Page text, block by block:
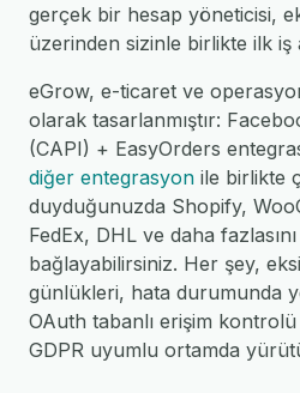
gerçek bir hesap yöneticisi,
üzerinden sizinle birlikte ilk iş
eGrow, e-ticaret ve
olarak tasarlanmıştır:
(CAPI) + EasyOrders
diğer entegrasyon ile birlikte
duyduğunuzda Shopify,
FedEx, DHL ve daha fazlasını
bağlayabilirsiniz. Her şey,
günlükleri, hata durumunda
OAuth tabanlı erişim
GDPR uyumlu ortamda